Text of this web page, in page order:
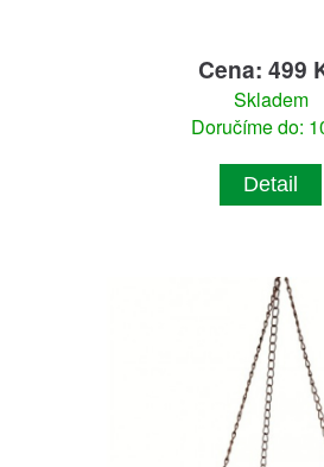
Cena: 499
Skladem
Doručíme do:
Detail